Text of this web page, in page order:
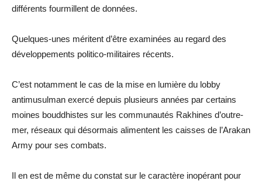
différents fourmillent de données.
Quelques-unes méritent d’être examinées au regard des
développements politico-militaires récents.
C’est notamment le cas de la mise en lumière du lobby
antimusulman exercé depuis plusieurs années par certains
moines bouddhistes sur les communautés Rakhines d’outre-
mer, réseaux qui désormais alimentent les caisses de l’Arakan
Army pour ses combats.
Il en est de même du constat sur le caractère inopérant pour